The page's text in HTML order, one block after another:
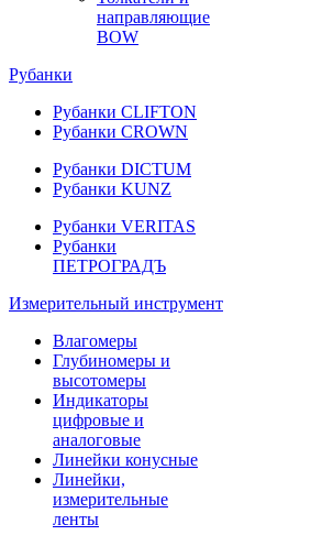
направляющие
BOW
Рубанки
Рубанки CLIFTON
Рубанки CROWN
Рубанки DICTUM
Рубанки KUNZ
Рубанки VERITAS
Рубанки
ПЕТРОГРАДЪ
Измерительный инструмент
Влагомеры
Глубиномеры и
высотомеры
Индикаторы
цифровые и
аналоговые
Линейки конусные
Линейки,
измерительные
ленты